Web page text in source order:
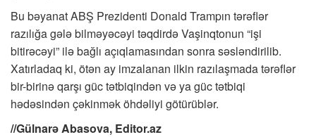
Bu bəyanat ABŞ Prezidenti Donald Trampın tərəflər
razılığa gələ bilməyəcəyi təqdirdə Vaşinqtonun “işi
bitirəcəyi” ilə bağlı açıqlamasından sonra səsləndirilib.
Xatırladaq ki, ötən ay imzalanan ilkin razılaşmada tərəflər
bir-birinə qarşı güc tətbiqindən və ya güc tətbiqi
hədəsindən çəkinmək öhdəliyi götürüblər.
//Gülnarə Abasova, Editor.az